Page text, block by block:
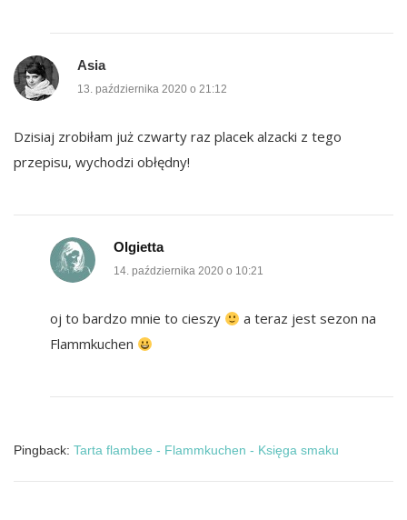
Asia
13. października 2020 o 21:12
Dzisiaj zrobiłam już czwarty raz placek alzacki z tego
przepisu, wychodzi obłędny!
Olgietta
14. października 2020 o 10:21
oj to bardzo mnie to cieszy
a teraz jest sezon na
Flammkuchen
Pingback: Tarta flambee - Flammkuchen - Księga smaku